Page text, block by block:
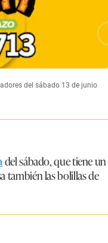
del sábado 13 de junio
del sábado, que tiene un
también las bolillas de